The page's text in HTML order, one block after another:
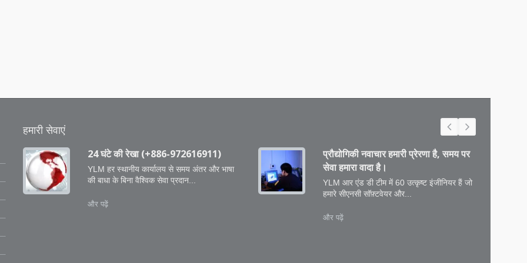
हमारी सेवाएं
24 घंटे की रेखा (+886-972616911)
YLM हर स्थानीय कार्यालय से समय अंतर और भाषा
की बाधा के बिना वैश्विक सेवा प्रदान...
और पढ़ें
प्रौद्योगिकी नवाचार हमारी प्रेरणा है, समय पर
सेवा हमारा वादा है।
YLM आर एंड डी टीम में 60 उत्कृष्ट इंजीनियर हैं जो
हमारे सीएनसी सॉफ़्टवेयर और...
और पढ़ें